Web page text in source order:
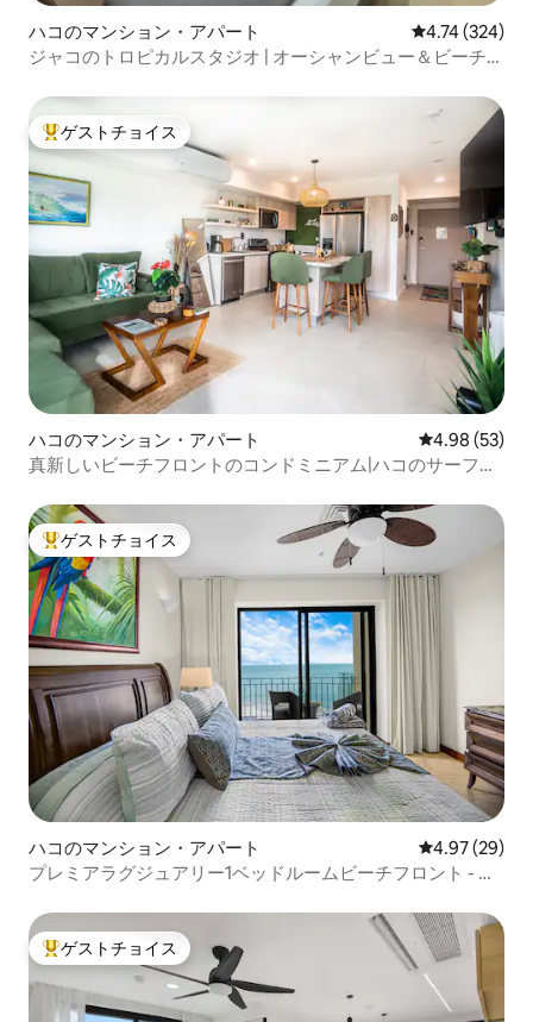
ハコのマンション・アパート レビュー324
4.74 (324)
ジャコのトロピカルスタジオ | オーシャンビュー＆ビーチま
大好評のゲストチョイスです。
ゲストチョイス
ハコのマンション・アパート レビュー53
4.98 (53)
真新しいビーチフロントのコンドミニアム|ハコのサーフィ
大好評のゲストチョイスです。
ゲストチョイス
ハコのマンション・アパート レビュー29
4.97 (29)
プレミアラグジュアリー1ベッドルームビーチフロント - ト
大好評のゲストチョイスです。
ゲストチョイス